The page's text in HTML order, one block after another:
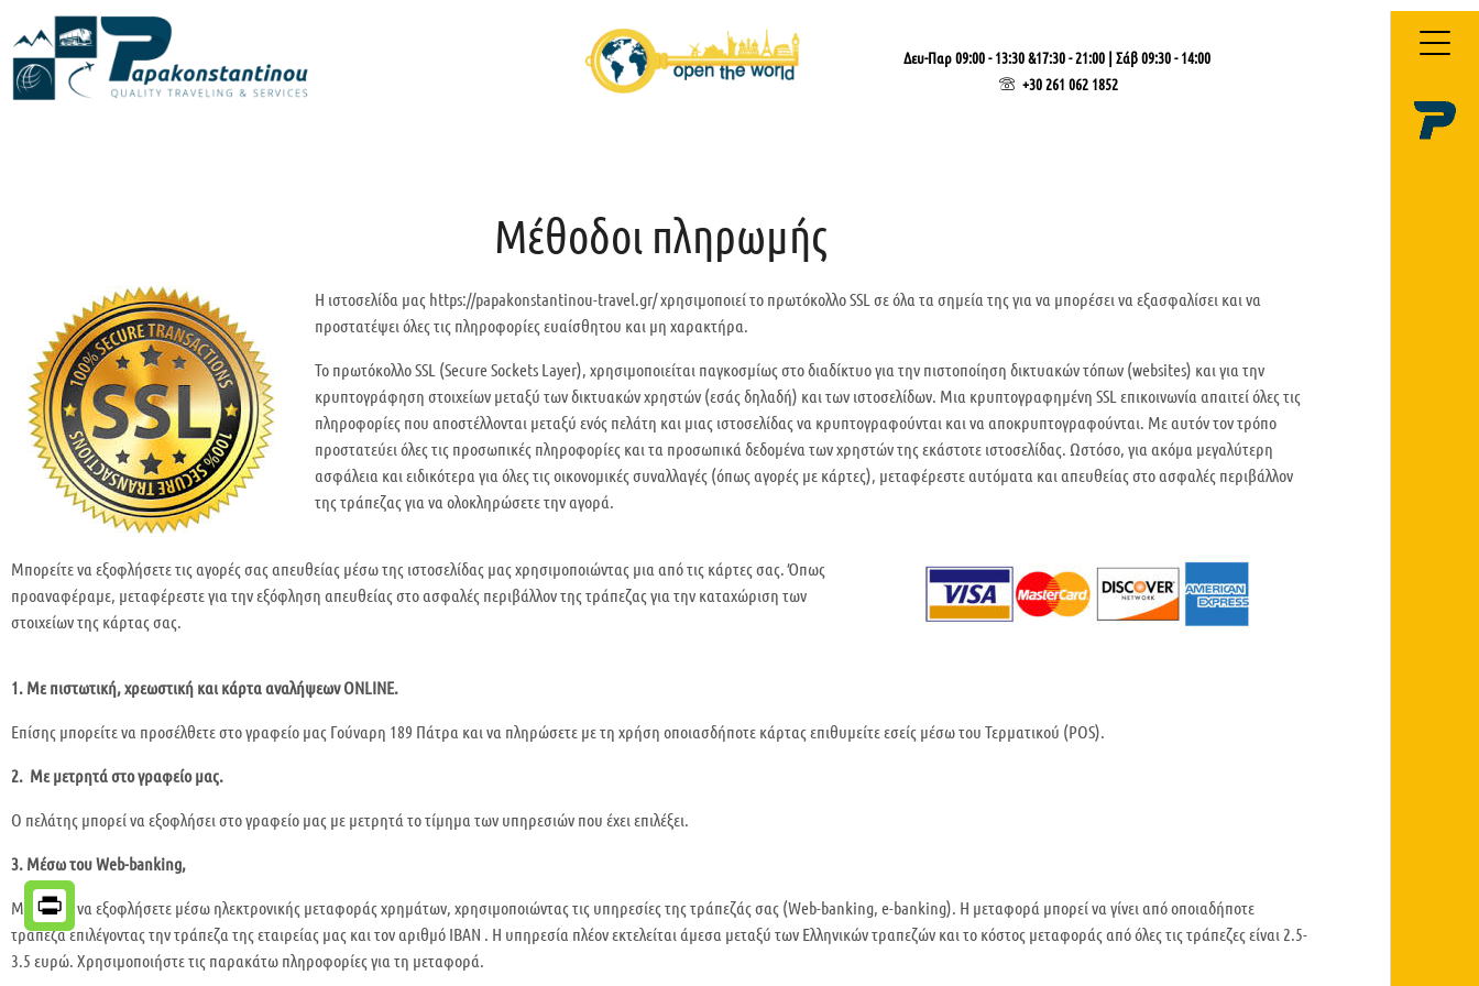
Μετάβαση
στο
περιεχόμενο
Δευ-Παρ 09:00 - 13:30 &17:30 - 21:00 | Σάβ 09:30 - 14:00
+30 261 062 1852
Μέθοδοι πληρωμής
H ιστοσελίδα μας https://papakonstantinou-travel.gr/ χρησιμοποιεί το πρωτόκολλο SSL σε όλα τα σημεία της για να μπορέσει να εξασφαλίσει και να
προστατέψει όλες τις πληροφορίες ευαίσθητου και μη χαρακτήρα.
Το πρωτόκολλο SSL (Secure Sockets Layer), χρησιμοποιείται παγκοσμίως στο διαδίκτυο για την πιστοποίηση δικτυακών τόπων (websites) και για την
κρυπτογράφηση στοιχείων μεταξύ των δικτυακών χρηστών (εσάς δηλαδή) και των ιστοσελίδων. Μια κρυπτογραφημένη SSL επικοινωνία απαιτεί όλες τις
πληροφορίες που αποστέλλονται μεταξύ ενός πελάτη και μιας ιστοσελίδας να κρυπτογραφούνται και να αποκρυπτογραφούνται. Με αυτόν τον τρόπο
προστατεύει όλες τις προσωπικές πληροφορίες και τα προσωπικά δεδομένα των χρηστών της εκάστοτε ιστοσελίδας. Ωστόσο, για ακόμα μεγαλύτερη
ασφάλεια και ειδικότερα για όλες τις οικονομικές συναλλαγές (όπως αγορές με κάρτες), μεταφέρεστε αυτόματα και απευθείας στο ασφαλές περιβάλλον
της τράπεζας για να ολοκληρώσετε την αγορά.
Μπορείτε να εξοφλήσετε τις αγορές σας απευθείας μέσω της ιστοσελίδας μας χρησιμοποιώντας μια από τις κάρτες σας. Όπως
προαναφέραμε, μεταφέρεστε για την εξόφληση απευθείας στο ασφαλές περιβάλλον της τράπεζας για την καταχώριση των
στοιχείων της κάρτας σας.
1. Με πιστωτική, χρεωστική και κάρτα αναλήψεων ONLINE.
Επίσης μπορείτε να προσέλθετε στο γραφείο μας Γούναρη 189 Πάτρα και να πληρώσετε με τη χρήση οποιασδήποτε κάρτας επιθυμείτε εσείς μέσω του Τερματικού (POS).
2. Με μετρητά στο γραφείο μας.
Ο πελάτης μπορεί να εξοφλήσει στο γραφείο μας με μετρητά το τίμημα των υπηρεσιών που έχει επιλέξει.
3. Μέσω του Web-banking,
Μπορείτε να εξοφλήσετε μέσω ηλεκτρονικής μεταφοράς χρημάτων, χρησιμοποιώντας τις υπηρεσίες της τράπεζάς σας (Web-banking, e-banking). Η μεταφορά μπορεί να γίνει από οποιαδήποτε
τράπεζα επιλέγοντας την τράπεζα της εταιρείας μας και τον αριθμό ΙΒΑΝ . Η υπηρεσία πλέον εκτελείται άμεσα μεταξύ των Ελληνικών τραπεζών και το κόστος μεταφοράς από όλες τις τράπεζες είναι 2.5-
3.5 ευρώ. Χρησιμοποιήστε τις παρακάτω πληροφορίες για τη μεταφορά.
PrintFriendly